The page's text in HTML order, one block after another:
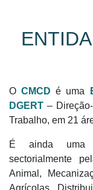
OCMCD é uma
DGERT –
Trabalho, em 21
É ainda
sectorialmente
Animal,
Agrícolas,